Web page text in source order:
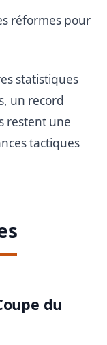
réformes pour
statistiques
un record
restent une
tactiques
du